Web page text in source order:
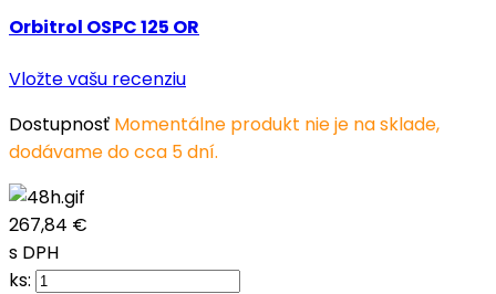
Orbitrol OSPC 125 OR
Vložte vašu recenziu
Dostupnosť Momentálne produkt nie je na sklade,
dodávame do cca 5 dní.
267,84 €
s DPH
ks: